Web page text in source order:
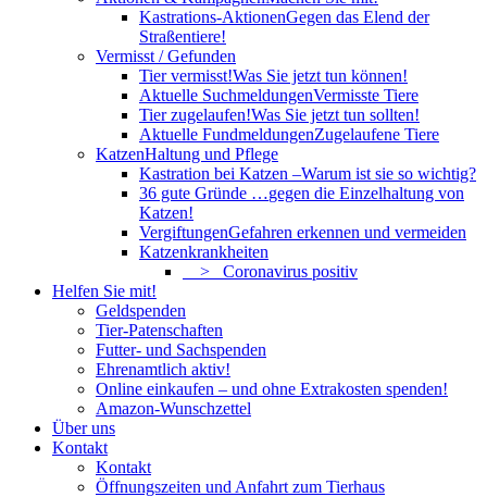
Kastrations-AktionenGegen das Elend der
Straßentiere!
Vermisst / Gefunden
Tier vermisst!Was Sie jetzt tun können!
Aktuelle SuchmeldungenVermisste Tiere
Tier zugelaufen!Was Sie jetzt tun sollten!
Aktuelle FundmeldungenZugelaufene Tiere
KatzenHaltung und Pflege
Kastration bei Katzen –Warum ist sie so wichtig?
36 gute Gründe …gegen die Einzelhaltung von
Katzen!
VergiftungenGefahren erkennen und vermeiden
Katzenkrankheiten
> Coronavirus positiv
Helfen Sie mit!
Geldspenden
Tier-Patenschaften
Futter- und Sachspenden
Ehrenamtlich aktiv!
Online einkaufen – und ohne Extrakosten spenden!
Amazon-Wunschzettel
Über uns
Kontakt
Kontakt
Öffnungszeiten und Anfahrt zum Tierhaus